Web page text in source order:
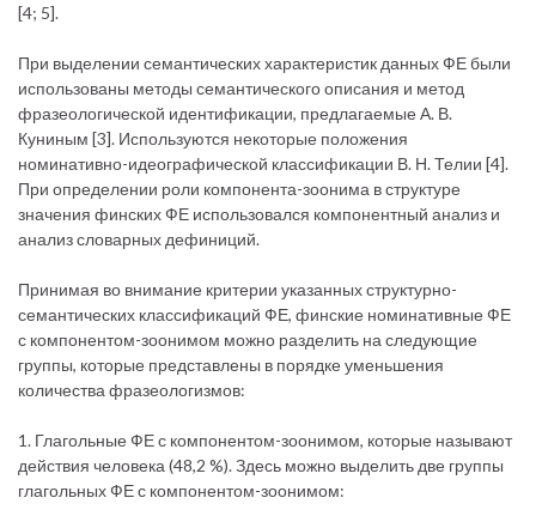
[4; 5].
При выделении семантических характеристик данных ФЕ были
использованы методы семантического описания и метод
фразеологической идентификации, предлагаемые А. В.
Куниным [3]. Используются некоторые положения
номинативно-идеографической классификации В. Н. Телии [4].
При определении роли компонента-зоонима в структуре
значения финских ФЕ использовался компонентный анализ и
анализ словарных дефиниций.
Принимая во внимание критерии указанных структурно-
семантических классификаций ФЕ, финские номинативные ФЕ
с компонентом-зоонимом можно разделить на следующие
группы, которые представлены в порядке уменьшения
количества фразеологизмов:
1. Глагольные ФЕ с компонентом-зоонимом, которые называют
действия человека (48,2 %). Здесь можно выделить две группы
глагольных ФЕ с компонентом-зоонимом: